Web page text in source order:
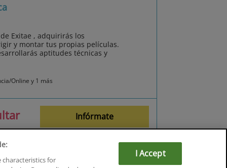
Exitae , adquirirás los
y montar tus propias películas.
aptitudes técnicas y
Online y 1 más
Infórmate
characteristics for
I Accept